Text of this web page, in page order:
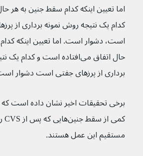
حال اتفاق می‌افتاده است و کدام
برداری از پرزهای جفتی است دشوار
برخی تحقیقات اخیر نشان داده است که
مستقیم این عمل هستند.